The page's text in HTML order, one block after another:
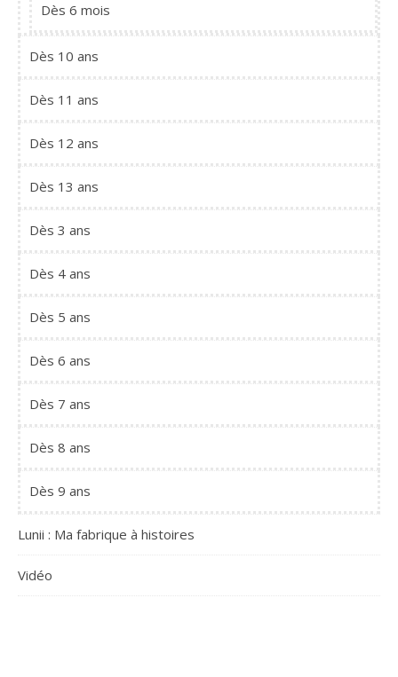
Dès 6 mois
Dès 10 ans
Dès 11 ans
Dès 12 ans
Dès 13 ans
Dès 3 ans
Dès 4 ans
Dès 5 ans
Dès 6 ans
Dès 7 ans
Dès 8 ans
Dès 9 ans
Lunii : Ma fabrique à histoires
Vidéo